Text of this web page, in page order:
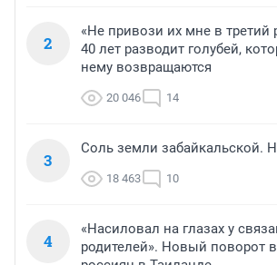
2
«Не привози их мне в третий
40 лет разводит голубей,
нему возвращаются
20 046 14
3
Соль земли забайкальской.
18 463 10
4
«Насиловал на глазах у
родителей». Новый поворот